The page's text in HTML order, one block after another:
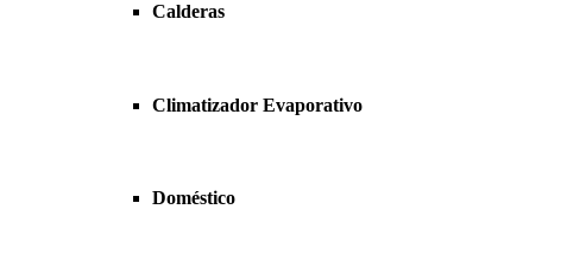
Calderas
Climatizador Evaporativo
Doméstico